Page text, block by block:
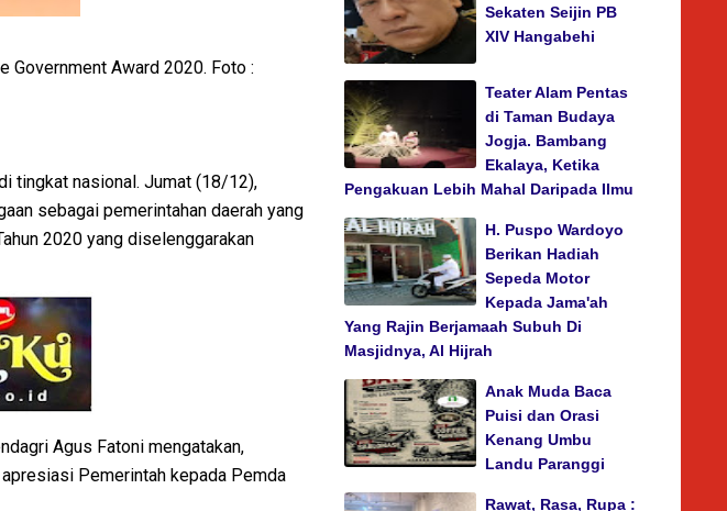
Government Award 2020. Foto :
tingkat nasional. Jumat (18/12),
sebagai pemerintahan daerah yang
2020 yang diselenggarakan
Agus Fatoni mengatakan,
Pemerintah kepada Pemda
Sekaten Seijin PB
XIV Hangabehi
Teater Alam Pentas
di Taman Budaya
Jogja. Bambang
Ekalaya, Ketika
Pengakuan Lebih Mahal Daripada Ilmu
H. Puspo Wardoyo
Berikan Hadiah
Sepeda Motor
Kepada Jama'ah
Yang Rajin Berjamaah Subuh Di
Masjidnya, Al Hijrah
Anak Muda Baca
Puisi dan Orasi
Kenang Umbu
Landu Paranggi
Rawat, Rasa, Rupa :